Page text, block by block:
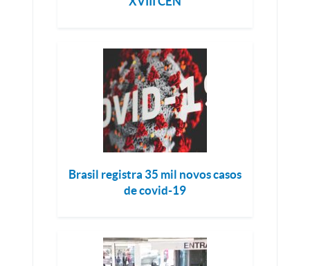
Brasil registra 35 mil novos casos
de covid-19